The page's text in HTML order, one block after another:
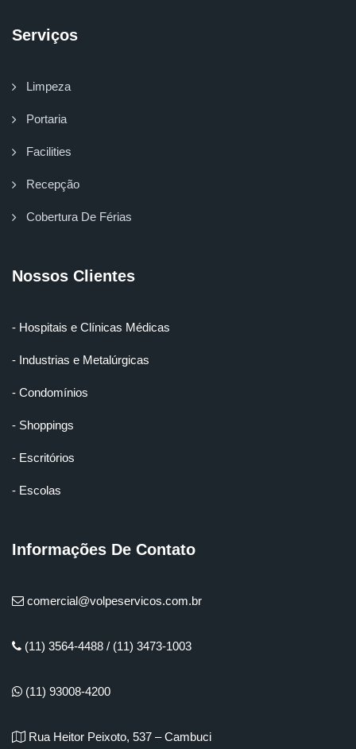
Serviços
Limpeza
Portaria
Facilities
Recepção
Cobertura De Férias
Nossos Clientes
- Hospitais e Clínicas Médicas
- Industrias e Metalúrgicas
- Condomínios
- Shoppings
- Escritórios
- Escolas
Informações De Contato
comercial@volpeservicos.com.br
(11) 3564-4488 / (11) 3473-1003
(11) 93008-4200
Rua Heitor Peixoto, 537 – Cambuci